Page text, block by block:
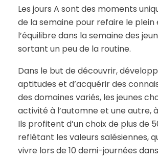
Les jours A sont des moments
de la semaine pour refaire le plein
l’équilibre dans la semaine des
sortant un peu de la routine.
Dans le but de découvrir,
aptitudes et d’acquérir des
des domaines variés, les jeunes
activité à l’automne et une autre, à
Ils profitent d’un choix de plus de
reflétant les valeurs salésiennes,
vivre lors de 10 demi-journées